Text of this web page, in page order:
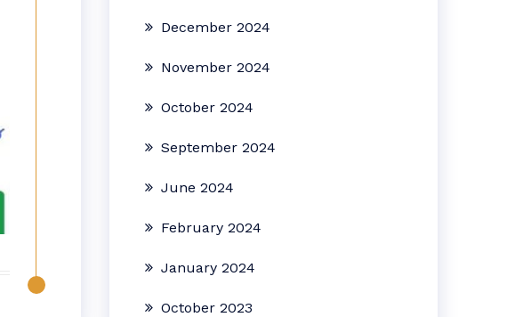
December 2024
November 2024
October 2024
September 2024
June 2024
February 2024
January 2024
October 2023